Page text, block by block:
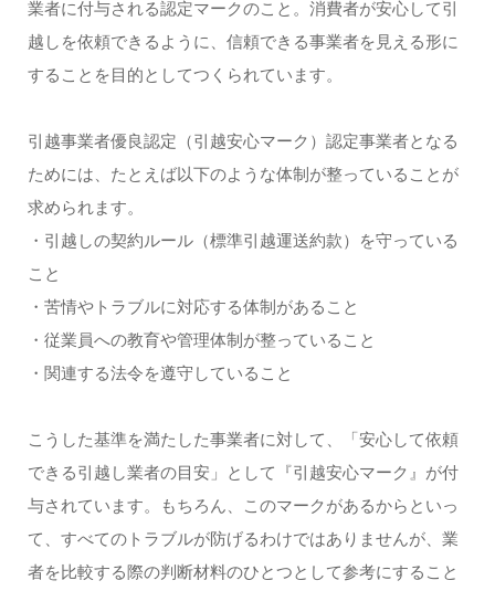
業者に付与される認定マークのこと。消費者が安心して引
越しを依頼できるように、信頼できる事業者を見える形に
することを目的としてつくられています。
引越事業者優良認定（引越安心マーク）認定事業者となる
ためには、たとえば以下のような体制が整っていることが
求められます。
・引越しの契約ルール（標準引越運送約款）を守っている
こと
・苦情やトラブルに対応する体制があること
・従業員への教育や管理体制が整っていること
・関連する法令を遵守していること
こうした基準を満たした事業者に対して、「安心して依頼
できる引越し業者の目安」として『引越安心マーク』が付
与されています。もちろん、このマークがあるからといっ
て、すべてのトラブルが防げるわけではありませんが、業
者を比較する際の判断材料のひとつとして参考にすること